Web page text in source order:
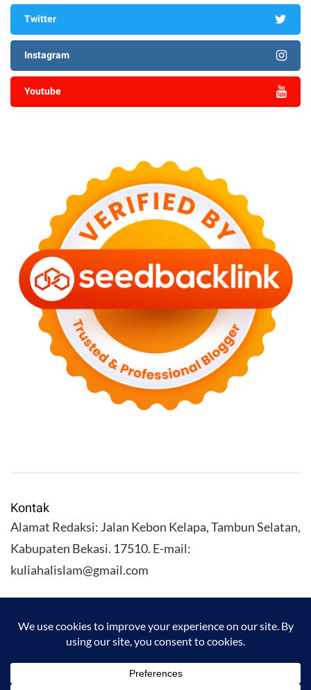
Twitter
Instagram
Youtube
Kontak
Alamat Redaksi: Jalan Kebon Kelapa, Tambun Selatan,
Kabupaten Bekasi. 17510. E-mail:
kuliahalislam@gmail.com
KULIAHALISLAM.COM Copyright (C) 2026